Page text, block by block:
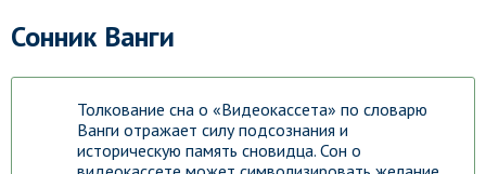
Сонник Ванги
Толкование сна о «Видеокассета» по словарю
Ванги отражает силу подсознания и
историческую память сновидца. Сон о